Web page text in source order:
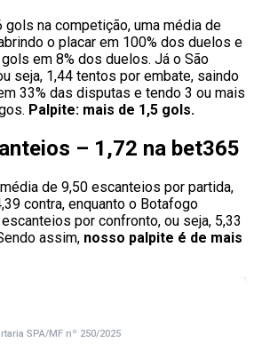
gols na competição, uma média de
o placar em 100% dos duelos e
em 8% dos duelos. Já o São
seja, 1,44 tentos por embate, saindo
33% das disputas e tendo 3 ou mais
Palpite: mais de 1,5 gols.
– 1,72 na bet365
de 9,50 escanteios por partida,
contra, enquanto o Botafogo
por confronto, ou seja, 5,33
assim, nosso palpite é de mais